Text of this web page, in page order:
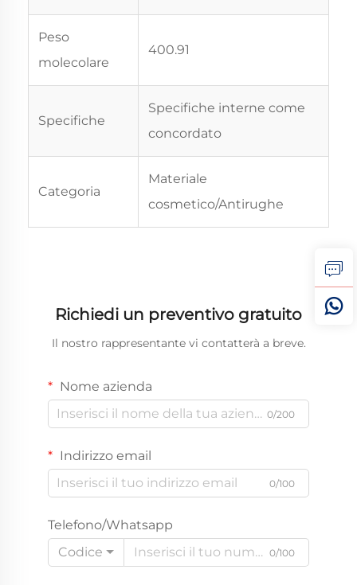
Peso
molecolare
400.91
Specifiche
Specifiche interne come
concordato
Categoria
Materiale
cosmetico/Antirughe
Richiedi un preventivo gratuito
Il nostro rappresentante vi contatterà a breve.
Nome azienda
0/200
Indirizzo email
0/100
Telefono/Whatsapp
Codice
0/100